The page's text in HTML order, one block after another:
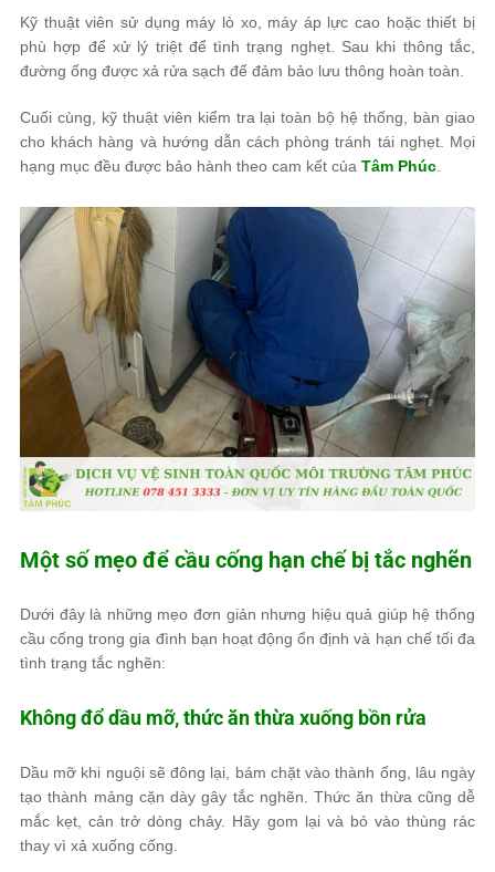
Kỹ thuật viên sử dụng máy lò xo, máy áp lực cao hoặc thiết bị
phù hợp để xử lý triệt để tình trạng nghẹt. Sau khi thông tắc,
đường ống được xả rửa sạch để đảm bảo lưu thông hoàn toàn.
Cuối cùng, kỹ thuật viên kiểm tra lại toàn bộ hệ thống, bàn giao
cho khách hàng và hướng dẫn cách phòng tránh tái nghẹt. Mọi
hạng mục đều được bảo hành theo cam kết của Tâm Phúc
Một số mẹo để cầu cống hạn chế bị tắc nghẽn
Dưới đây là những mẹo đơn giản nhưng hiệu quả giúp hệ thống
cầu cống trong gia đình bạn hoạt động ổn định và hạn chế tối đa
tình trạng tắc nghẽn:
Không đổ dầu mỡ, thức ăn thừa xuống bồn rửa
Dầu mỡ khi nguội sẽ đông lại, bám chặt vào thành ống, lâu ngày
tạo thành mảng cặn dày gây tắc nghẽn. Thức ăn thừa cũng dễ
mắc kẹt, cản trở dòng chảy. Hãy gom lại và bỏ vào thùng rác
thay vì xả xuống cống.